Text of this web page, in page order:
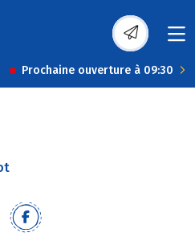
Prochaine ouverture à 09:30